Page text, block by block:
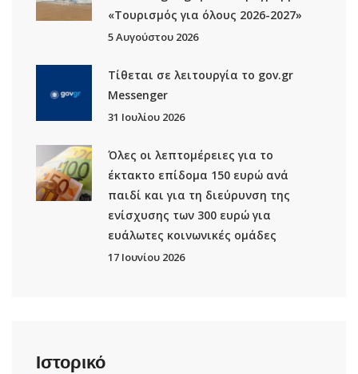
«Τουρισμός για όλους 2026-2027»
5 Αυγούστου 2026
Τίθεται σε λειτουργία το gov.gr
Μessenger
31 Ιουλίου 2026
Όλες οι λεπτομέρειες για το
έκτακτο επίδομα 150 ευρώ ανά
παιδί και για τη διεύρυνση της
ενίσχυσης των 300 ευρώ για
ευάλωτες κοινωνικές ομάδες
17 Ιουνίου 2026
Ιστορικό